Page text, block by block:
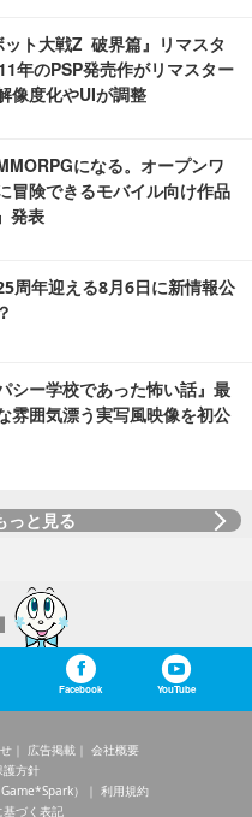
ット大戦Z 破界篇』リマスタ
年のPSP発売作がリマスター
像度化やUIが調整
になる。オープンワ
冒険できるモバイル向け作品
発表
周年迎える8月6日に新情報公
シー学校であった怖い話』最
雰囲気漂う実写風映像を初公
っと見る
Facebook YouTube
広告掲載
会社概要
護方針
）
利用規約
づく表記